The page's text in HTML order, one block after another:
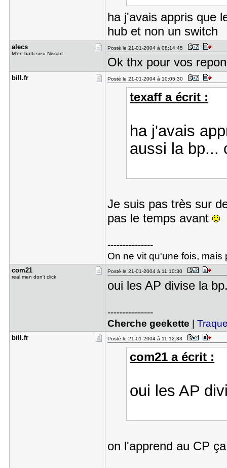
ha j'avais appris que
hub et non un switch
alecs
M'en batti sieu Nissart
Posté le 21-01-2004 à 08:14:45
Ok thx pour vos
bill.fr Posté le 21-01-2004 à 10:05:30
texaff a écrit :
ha j'avais
aussi la bp...
Je suis pas très sur
pas le temps avant
---------------
On ne vit qu'une fois, mais
com21
real men don't click
Posté le 21-01-2004 à 11:10:30
oui les AP divise la
---------------
Cherche geekette
bill.fr Posté le 21-01-2004 à 11:12:33
com21 a écrit :
oui les AP
on l'apprend au CP